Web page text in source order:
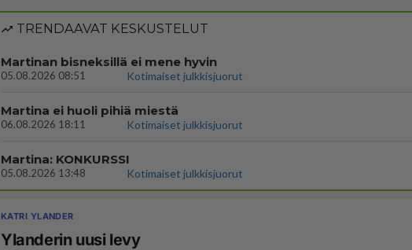
TRENDAAVAT KESKUSTELUT
Martinan bisneksillä ei mene hyvin
05.08.2026 08:51 Kotimaiset julkkisjuorut
Martina ei huoli pihiä miestä
06.08.2026 18:11 Kotimaiset julkkisjuorut
Martina: KONKURSSI
05.08.2026 13:48 Kotimaiset julkkisjuorut
KATRI YLANDER
Ylanderin uusi levy